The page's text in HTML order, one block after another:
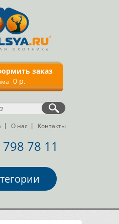
заказ
0 р.
О нас Контакты
78 11